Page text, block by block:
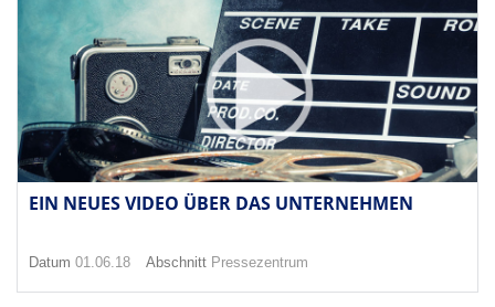
EIN NEUES VIDEO ÜBER DAS UNTERNEHMEN
Datum 01.06.18 Abschnitt Pressezentrum